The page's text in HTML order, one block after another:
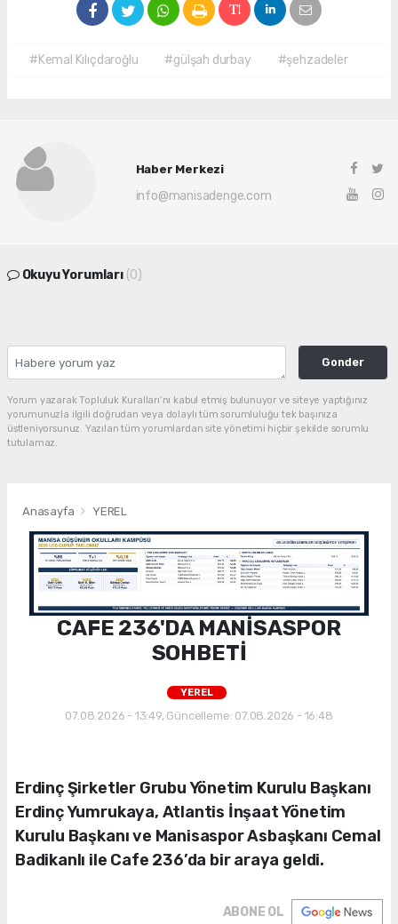
#Kemal Kılıçdaroğlu #gülşah durbay #şehzadeler
Haber Merkezi
info@manisadenge.com
Okuyu Yorumları (0)
Gonder
Yorum yazarak Topluluk Kuralları’nı kabul etmiş bulunuyor ve siteye yaptığınız
yorumunuzla ilgili doğrudan veya dolaylı tüm sorumluluğu tek başınıza
üstleniyorsunuz. Yazılan tüm yorumlardan site yönetimi hiçbir şekilde sorumlu
tutulamaz.
Anasayfa YEREL
CAFE 236'DA MANİSASPOR
SOHBETİ
YEREL
07.08.2026 - 13:49, Güncelleme: 07.08.2026 - 16:48
Erdinç Şirketler Grubu Yönetim Kurulu Başkanı
Erdinç Yumrukaya, Atlantis İnşaat Yönetim
Kurulu Başkanı ve Manisaspor Asbaşkanı Cemal
Badikanlı ile Cafe 236’da bir araya geldi.
ABONE OL